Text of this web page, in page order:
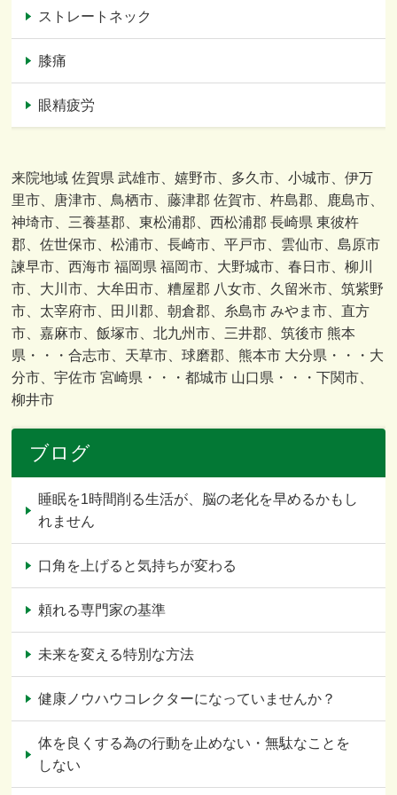
ストレートネック
膝痛
眼精疲労
来院地域 佐賀県 武雄市、嬉野市、多久市、小城市、伊万
里市、唐津市、鳥栖市、藤津郡 佐賀市、杵島郡、鹿島市、
神埼市、三養基郡、東松浦郡、西松浦郡 長崎県 東彼杵
郡、佐世保市、松浦市、長崎市、平戸市、雲仙市、島原市
諫早市、西海市 福岡県 福岡市、大野城市、春日市、柳川
市、大川市、大牟田市、糟屋郡 八女市、久留米市、筑紫野
市、太宰府市、田川郡、朝倉郡、糸島市 みやま市、直方
市、嘉麻市、飯塚市、北九州市、三井郡、筑後市 熊本
県・・・合志市、天草市、球磨郡、熊本市 大分県・・・大
分市、宇佐市 宮崎県・・・都城市 山口県・・・下関市、
柳井市
ブログ
睡眠を1時間削る生活が、脳の老化を早めるかもし
れません
口角を上げると気持ちが変わる
頼れる専門家の基準
未来を変える特別な方法
健康ノウハウコレクターになっていませんか？
体を良くする為の行動を止めない・無駄なことを
しない